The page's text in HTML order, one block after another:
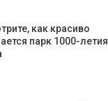
как красиво
парк 1000-летия